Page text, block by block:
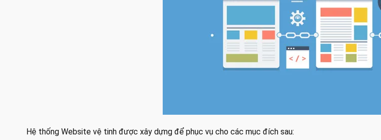
Hệ thống Website vệ tinh được xây dựng để phục vụ cho các mục đích sau: